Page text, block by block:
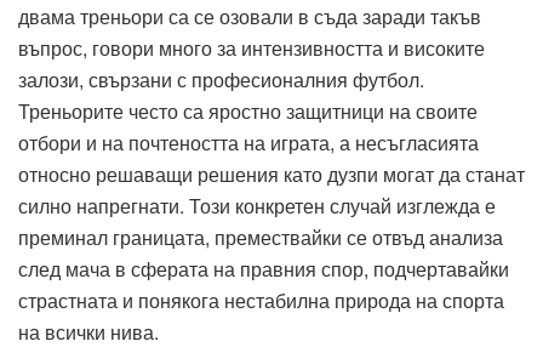
двама треньори са се озовали в съда заради такъв
въпрос, говори много за интензивността и високите
залози, свързани с професионалния футбол.
Треньорите често са яростно защитници на своите
отбори и на почтеността на играта, а несъгласията
относно решаващи решения като дузпи могат да станат
силно напрегнати. Този конкретен случай изглежда е
преминал границата, премествайки се отвъд анализа
след мача в сферата на правния спор, подчертавайки
страстната и понякога нестабилна природа на спорта
на всички нива.